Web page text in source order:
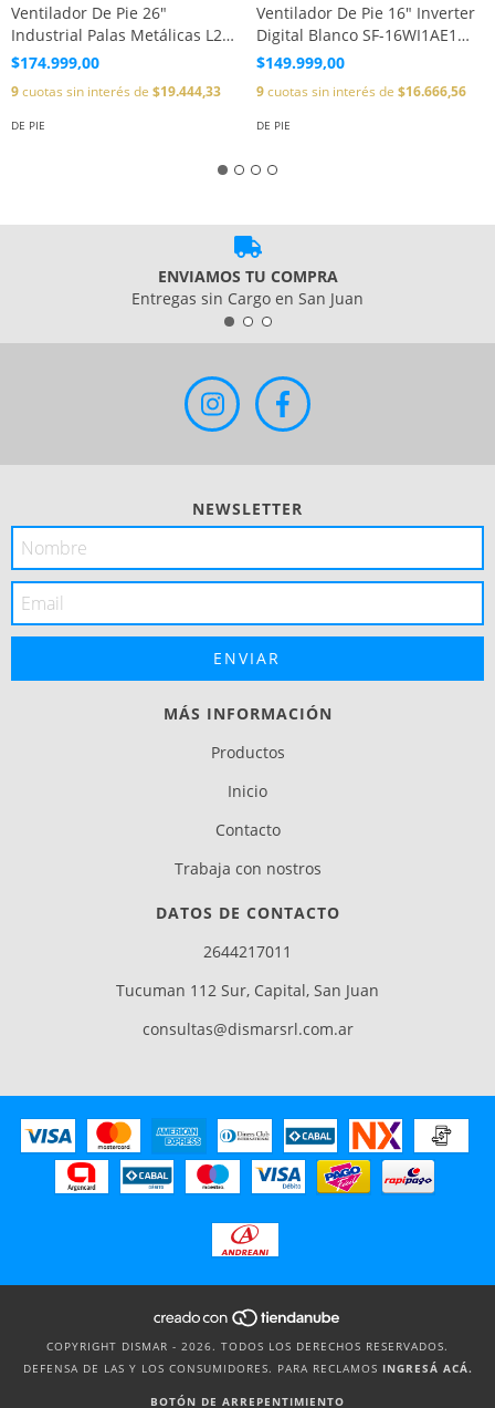
Ventilador De Pie 26"
Industrial Palas Metálicas L26
Everest
$174.999,00
9cuotas sin interés de $19.444,33
DE PIE
Ventilador De Pie 16" Inverter
Digital Blanco SF-16WI1AE1
Midea
$149.999,00
9cuotas sin interés de $16.666,56
DE PIE
ENVIAMOS TU COMPRA
Entregas sin Cargo en San Juan
NEWSLETTER
MÁS INFORMACIÓN
Productos
Inicio
Contacto
Trabaja con nostros
DATOS DE CONTACTO
2644217011
Tucuman 112 Sur, Capital, San Juan
consultas@dismarsrl.com.ar
COPYRIGHT DISMAR - 2026. TODOS LOS DERECHOS RESERVADOS.
DEFENSA DE LAS Y LOS CONSUMIDORES. PARA RECLAMOS INGRESÁ ACÁ.
BOTÓN DE ARREPENTIMIENTO